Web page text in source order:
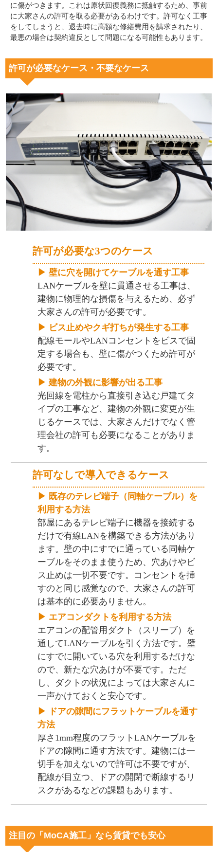
に傷がつきます。これは原状回復義務に抵触するため、事前
に大家さんの許可を取る必要があるわけです。許可なく工事
をしてしまうと、退去時に高額な修繕費用を請求されたり、
最悪の場合は契約違反として問題になる可能性もあります。
許可が必要なケース・不要なケース
許可が必要な3つのケース
▶ 壁に穴を開けてケーブルを通す工事
LANケーブルを壁に貫通させる工事は、
建物に物理的な損傷を与えるため、必ず
大家さんの許可が必要です。
▶ ビス止めやクギ打ちが発生する工事
配線モールやLANコンセントをビスで固
定する場合も、壁に傷がつくため許可が
必要です。
▶ 建物の外観に影響が出る工事
光回線を電柱から直接引き込む戸建てタ
イプの工事など、建物の外観に変更が生
じるケースでは、大家さんだけでなく管
理会社の許可も必要になることがありま
す。
許可なしで導入できるケース
▶ 既存のテレビ端子（同軸ケーブル）を
利用する方法
部屋にあるテレビ端子に機器を接続する
だけで有線LANを構築できる方法があり
ます。壁の中にすでに通っている同軸ケ
ーブルをそのまま使うため、穴あけやビ
ス止めは一切不要です。コンセントを挿
すのと同じ感覚なので、大家さんの許可
は基本的に必要ありません。
▶ エアコンダクトを利用する方法
エアコンの配管用ダクト（スリーブ）を
通してLANケーブルを引く方法です。壁
にすでに開いている穴を利用するだけな
ので、新たな穴あけが不要です。ただ
し、ダクトの状況によっては大家さんに
一声かけておくと安心です。
▶ ドアの隙間にフラットケーブルを通す
方法
厚さ1mm程度のフラットLANケーブルを
ドアの隙間に通す方法です。建物には一
切手を加えないので許可は不要ですが、
配線が目立つ、ドアの開閉で断線するリ
スクがあるなどの課題もあります。
注目の「MoCA施工」なら賃貸でも安心